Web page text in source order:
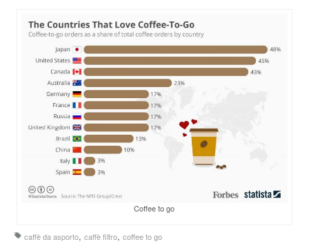
Coffee to go
caffè da asporto, caffè filtro, coffee to go